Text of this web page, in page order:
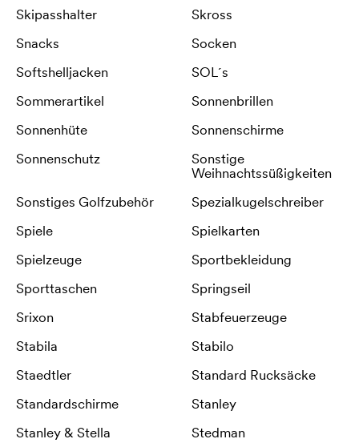
Skipasshalter
Skross
Snacks
Socken
Softshelljacken
SOL´s
Sommerartikel
Sonnenbrillen
Sonnenhüte
Sonnenschirme
Sonnenschutz
Sonstige
Weihnachtssüßigkeiten
Sonstiges Golfzubehör
Spezialkugelschreiber
Spiele
Spielkarten
Spielzeuge
Sportbekleidung
Sporttaschen
Springseil
Srixon
Stabfeuerzeuge
Stabila
Stabilo
Staedtler
Standard Rucksäcke
Standardschirme
Stanley
Stanley & Stella
Stedman